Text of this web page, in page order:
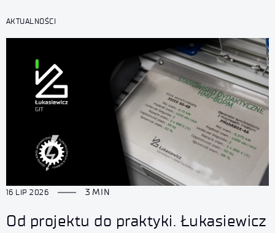
AKTUALNOŚCI
16 LIP 2026 3 MIN
Od projektu do praktyki. Łukasiewicz